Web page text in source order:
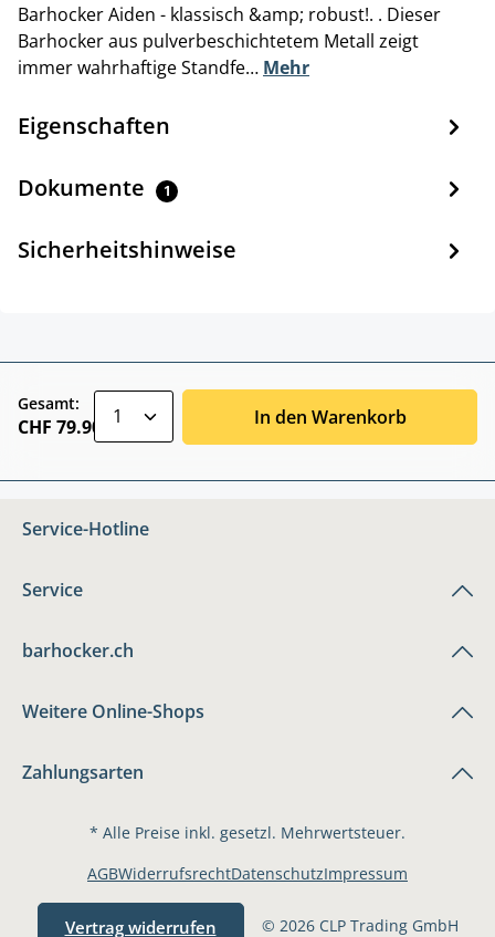
Barhocker Aiden - klassisch &amp; robust!. . Dieser
Barhocker aus pulverbeschichtetem Metall zeigt
immer wahrhaftige Standfe… Mehr
Eigenschaften
Dokumente 1
Sicherheitshinweise
Gesamt:
CHF 79.90 In den Warenkorb
Service-Hotline
Service
barhocker.ch
Weitere Online-Shops
Zahlungsarten
* Alle Preise inkl. gesetzl. Mehrwertsteuer.
Vertrag widerrufen © 2026 CLP Trading GmbH
AGBWiderrufsrechtDatenschutzImpressum